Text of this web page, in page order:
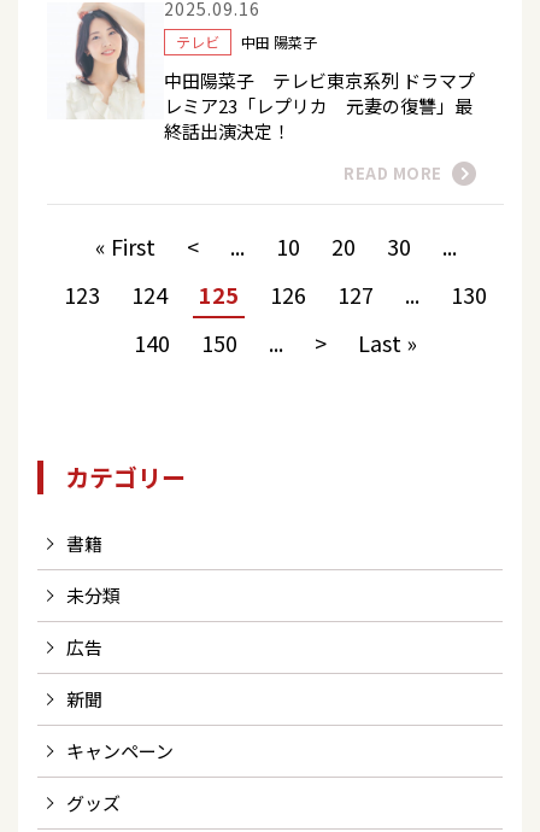
2025.09.16
テレビ 中田 陽菜子
中田陽菜子 テレビ東京系列 ドラマプ
レミア23「レプリカ 元妻の復讐」最
終話出演決定！
READ MORE
« First < ... 10 20 30
...
123
124 125 126 127 ...
130
140
150 ... > Last »
カテゴリー
書籍
未分類
広告
新聞
キャンペーン
グッズ